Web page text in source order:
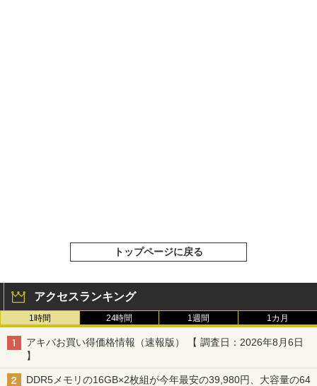
トップページに戻る
アクセスランキング
1時間 24時間 1週間 1カ月
アキバお買い得価格情報（速報版） 【 調査日：2026年8月6日
】
DDR5メモリの16GB×2枚組が今年最安の39,980円、大容量の64